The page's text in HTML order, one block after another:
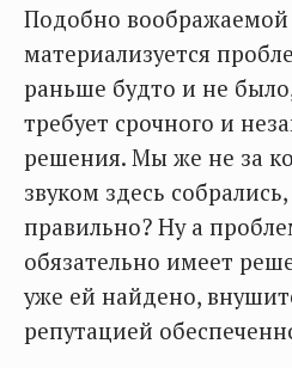
Подобно воображаемой
материализуется
раньше будто и не
требует срочного и
решения. Мы же не за
звуком здесь
правильно? Ну а
обязательно имеет
уже ей найдено,
репутацией